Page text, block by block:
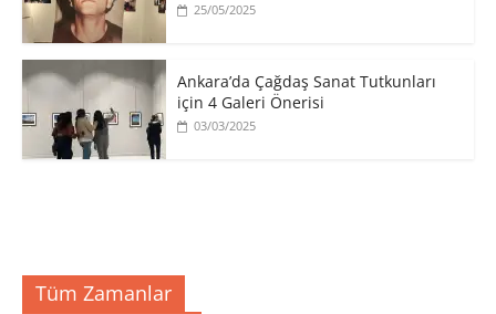
25/05/2025
Ankara’da Çağdaş Sanat Tutkunları
için 4 Galeri Önerisi
03/03/2025
Tüm Zamanlar